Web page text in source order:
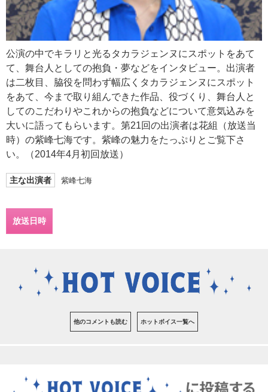
公演の中でキラリと光るタカラジェンヌにスポットをあて
て、舞台人としての抱負・夢などをインタビュー。出演者
は二枚目、脇役を問わず幅広くタカラジェンヌにスポット
をあて、今まで取り組んできた作品、役づくり、舞台人と
してのこだわりやこれからの抱負などについて意気込みを
大いに語ってもらいます。第21回の出演者は花組（放送当
時）の紫峰七海です。紫峰の魅力をたっぷりとご覧下さ
い。（2014年4月初回放送）
主な出演者 紫峰七海
放送日時
他のコメントも読む ホットボイス一覧へ